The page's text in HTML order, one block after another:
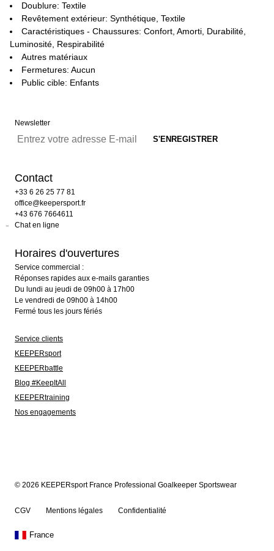
Doublure: Textile
Revêtement extérieur: Synthétique, Textile
Caractéristiques - Chaussures: Confort, Amorti, Durabilité,
Luminosité, Respirabilité
Autres matériaux
Fermetures: Aucun
Public cible: Enfants
Newsletter
Contact
+33 6 26 25 77 81
office@keepersport.fr
+43 676 7664611
Chat en ligne
Horaires d'ouvertures
Service commercial :
Réponses rapides aux e-mails garanties
Du lundi au jeudi de 09h00 à 17h00
Le vendredi de 09h00 à 14h00
Fermé tous les jours fériés
Service clients
KEEPERsport
KEEPERbattle
Blog #KeepItAll
KEEPERtraining
Nos engagements
© 2026 KEEPERsport France Professional Goalkeeper Sportswear
CGV Mentions légales Confidentialité
France